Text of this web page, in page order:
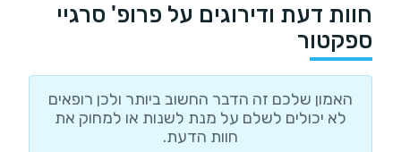
חוות דעת ודירוגים על פרופ' סרגיי
ספקטור
האמון שלכם זה הדבר החשוב ביותר ולכן רופאים
לא יכולים לשלם על מנת לשנות או למחוק את
חוות הדעת.